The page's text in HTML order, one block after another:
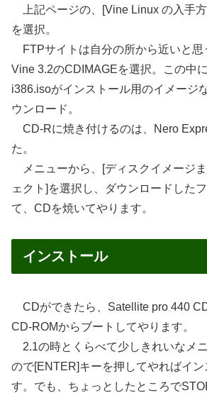
上記ページの、[Vine Linux の入手
を選択。
FTPサイトは自分の所から近いと思
Vine 3.2のCDIMAGEを選択。この中
i386.isoがインストール用のイメージ
ウンロード。
CD-Rに焼き付けるのは、Nero
た。
メニューから、[ディスクイメージ
ェクト]を選択し、ダウンロードした
て、CDを焼いてやります。
インストール
CDができたら、Satellite pro 440
CD-ROMからブートしてやります。
2.1の時とくらべて少しきれいなメ
ので[ENTER]キーを押してやればイン
す。でも、ちょっとしたところで